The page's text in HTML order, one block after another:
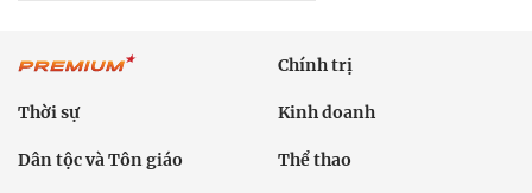
Chính trị
Thời sự Kinh doanh
Dân tộc và Tôn giáo Thể thao